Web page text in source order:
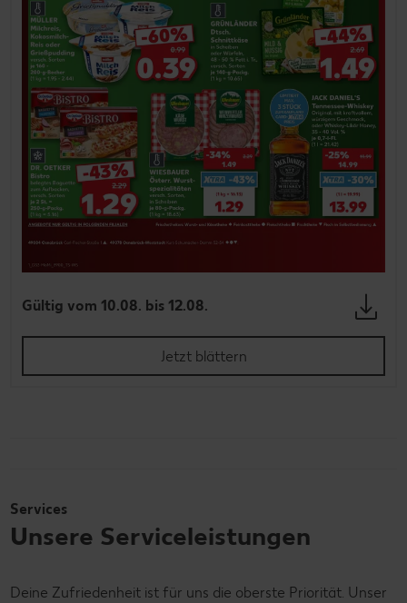
Gültig vom 10.08. bis 12.08.
Jetzt blättern
Services
Unsere Serviceleistungen
Deine Zufriedenheit ist für uns die oberste Priorität. Unser